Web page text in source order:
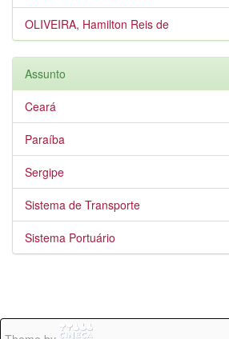
OLIVEIRA, Hamilton Reis de
Assunto
Ceará
Paraíba
Sergipe
Sistema de Transporte
Sistema Portuário